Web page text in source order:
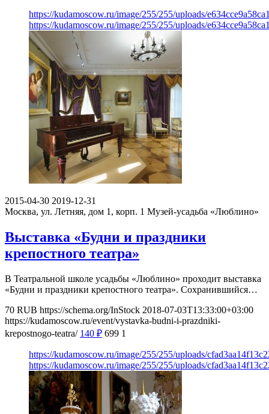
https://kudamoscow.ru/image/255/255/uploads/
https://kudamoscow.ru/image/255/255/uploads/
2015-04-30 2019-12-31
Москва, ул. Летняя, дом 1, корп. 1 Музей-усадьба «Люблино»
Выставка «Будни и праздники
крепостного театра»
В Театральной школе усадьбы «Люблино» проходит выставка
«Будни и праздники крепостного театра». Сохранившийся…
70 RUB https://schema.org/InStock 2018-07-03T13:33:00+03:00
https://kudamoscow.ru/event/vystavka-budni-i-prazdniki-
krepostnogo-teatra/ 140 ₽ 699 1
https://kudamoscow.ru/image/255/255/uploads/
https://kudamoscow.ru/image/255/255/uploads/